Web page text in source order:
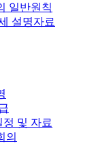
일반원칙
설명자료
및 자료
의